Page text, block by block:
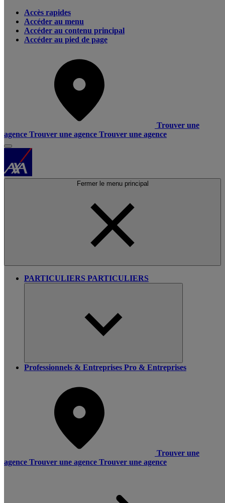
Accès rapides
Accéder au menu
Accéder au contenu principal
Accéder au pied de page
Trouver une
agence Trouver une agence Trouver une agence
Fermer le menu principal
PARTICULIERS PARTICULIERS
Professionnels & Entreprises Pro & Entreprises
Trouver une
agence Trouver une agence Trouver une agence